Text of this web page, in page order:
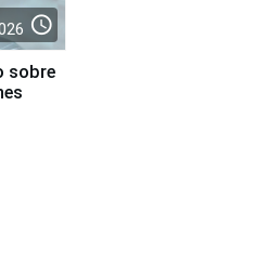
access_time
sobre